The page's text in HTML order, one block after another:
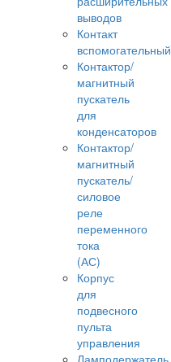
выводов
Контакт
вспомогательный
Контактор/
магнитный
пускатель
для
конденсаторов
Контактор/
магнитный
пускатель/
силовое
реле
переменного
тока
(АС)
Корпус
для
подвесного
пульта
управления